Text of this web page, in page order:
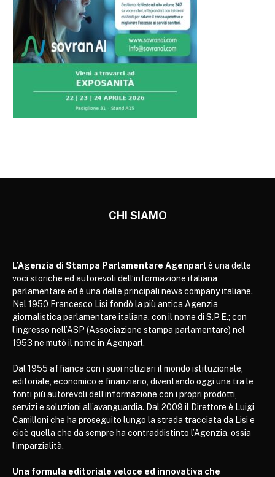
CHI SIAMO
L’Agenzia di Stampa Parlamentare Agenparl è una delle
voci storiche ed autorevoli dell’informazione italiana
parlamentare ed è una delle principali news company italiane.
Nel 1950 Francesco Lisi fondò la più antica Agenzia
giornalistica parlamentare italiana, con il nome di S.P.E.; con
l’ingresso nell’ASP (Associazione stampa parlamentare) nel
1953 ne mutò il nome in Agenparl.
Dal 1955 affianca con i suoi notiziari il mondo istituzionale,
editoriale, economico e finanziario, diventando oggi una tra le
fonti più autorevoli dell’informazione con i propri prodotti,
servizi e soluzioni all’avanguardia. Dal 2009 il Direttore è Luigi
Camilloni che ha proseguito lungo la strada tracciata da Lisi e
cioè quella che da sempre ha contraddistinto l’Agenzia, ossia
l’imparzialità.
Una formula editoriale veloce ed innovativa che